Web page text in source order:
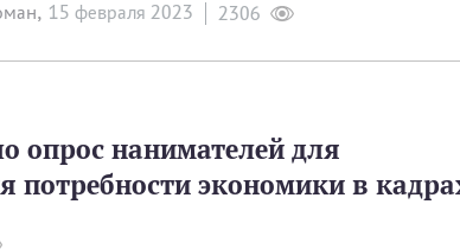
15 февраля 2023 2306
опрос нанимателей для
потребности экономики в